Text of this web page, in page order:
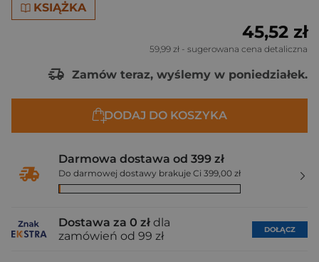
KSIĄŻKA
45,52 zł
59,99 zł - sugerowana cena detaliczna
Zamów teraz, wyślemy w poniedziałek.
DODAJ DO KOSZYKA
Darmowa dostawa od 399 zł
Do darmowej dostawy brakuje Ci 399,00 zł
Dostawa za 0 zł dla
zamówień od 99 zł
DOŁĄCZ